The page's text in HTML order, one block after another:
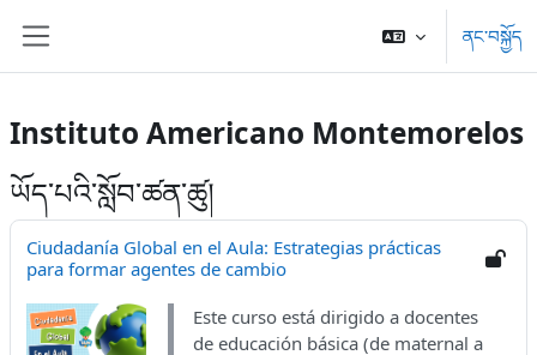
ནང་བསྐྱོད
Instituto Americano Montemorelos
ཡོད་པའི་སློབ་ཚན་ཚུ།
Ciudadanía Global en el Aula: Estrategias prácticas
para formar agentes de cambio
Este curso está dirigido a docentes
de educación básica (de maternal a